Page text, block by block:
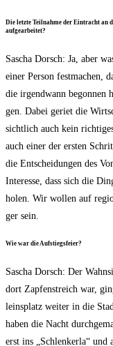
Die letz­te Teil­nah­me der Ein­tracht an
aufgearbeitet?
Sascha Dorsch: Ja, aber
einer Per­son fest­ma­chen,
die irgend­wann
gen. Dabei geriet die
sicht­lich auch kein
auch einer der ers­ten
die Ent­schei­dun­gen des
Inter­es­se, dass sich die
ho­len. Wir wol­len auf
ger sein.
Wie war die Aufstiegsfeier?
Sascha Dorsch: Der
dort Zap­fen­streich war,
leins­platz wei­ter in die
haben die Nacht
erst ins „Schlen­kerla“ und